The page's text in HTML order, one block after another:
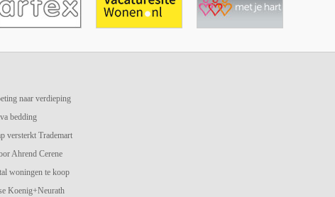
naar verdieping
bedding
versterkt Trademart
Ahrend Cerene
woningen te koop
Koenig+Neurath